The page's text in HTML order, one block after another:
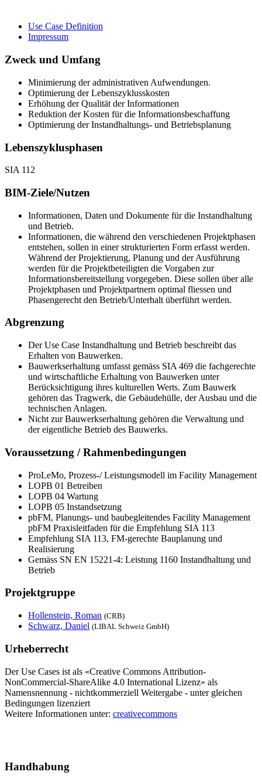
Use Case Definition
Impressum
Zweck und Umfang
Minimierung der administrativen Aufwendungen.
Optimierung der Lebenszyklusskosten
Erhöhung der Qualität der Informationen
Reduktion der Kosten für die Informationsbeschaffung
Optimierung der Instandhaltungs- und Betriebsplanung
Lebenszyklusphasen
SIA 112
BIM-Ziele/Nutzen
Informationen, Daten und Dokumente für die Instandhaltung
und Betrieb.
Informationen, die während den verschiedenen Projektphasen
entstehen, sollen in einer strukturierten Form erfasst werden.
Während der Projektierung, Planung und der Ausführung
werden für die Projektbeteiligten die Vorgaben zur
Informationsbereitstellung vorgegeben. Diese sollen über alle
Projektphasen und Projektpartnern optimal fliessen und
Phasengerecht den Betrieb/Unterhalt überführt werden.
Abgrenzung
Der Use Case Instandhaltung und Betrieb beschreibt das
Erhalten von Bauwerken.
Bauwerkserhaltung umfasst gemäss SIA 469 die fachgerechte
und wirtschaftliche Erhaltung von Bauwerken unter
Berücksichtigung ihres kulturellen Werts. Zum Bauwerk
gehören das Tragwerk, die Gebäudehülle, der Ausbau und die
technischen Anlagen.
Nicht zur Bauwerkserhaltung gehören die Verwaltung und
der eigentliche Betrieb des Bauwerks.
Voraussetzung / Rahmenbedingungen
ProLeMo, Prozess-/ Leistungsmodell im Facility Management
LOPB 01 Betreiben
LOPB 04 Wartung
LOPB 05 Instandsetzung
pbFM, Planungs- und baubegleitendes Facility Management
pbFM Praxisleitfaden für die Empfehlung SIA 113
Empfehlung SIA 113, FM-gerechte Bauplanung und
Realisierung
Gemäss SN EN 15221-4: Leistung 1160 Instandhaltung und
Betrieb
Projektgruppe
Hollenstein, Roman (CRB)
Schwarz, Daniel (LIBAL Schweiz GmbH)
Urheberrecht
Der Use Cases ist als «Creative Commons Attribution-
NonCommercial-ShareAlike 4.0 International Lizenz» als
Namensnennung - nichtkommerziell Weitergabe - unter gleichen
Bedingungen lizenziert
Weitere Informationen unter: creativecommons
Handhabung